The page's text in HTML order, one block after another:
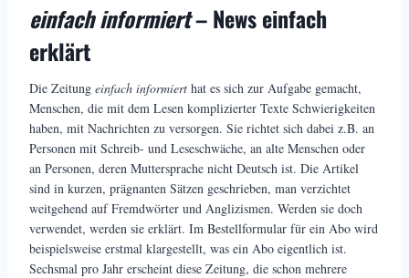
einfach informiert– News einfach
erklärt
Die Zeitung einfach informiert hat es sich zur Aufgabe gemacht,
Menschen, die mit dem Lesen komplizierter Texte Schwierigkeiten
haben, mit Nachrichten zu versorgen. Sie richtet sich dabei z.B. an
Personen mit Schreib- und Leseschwäche, an alte Menschen oder
an Personen, deren Muttersprache nicht Deutsch ist. Die Artikel
sind in kurzen, prägnanten Sätzen geschrieben, man verzichtet
weitgehend auf Fremdwörter und Anglizismen. Werden sie doch
verwendet, werden sie erklärt. Im Bestellformular für ein Abo wird
beispielsweise erstmal klargestellt, was ein Abo eigentlich ist.
Sechsmal pro Jahr erscheint diese Zeitung, die schon mehrere